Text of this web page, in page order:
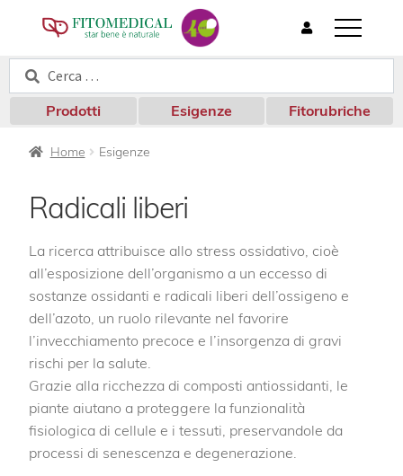
T
o
g
l
e
n
Cerca:
Cerca
Prodotti Esigenze Fitorubriche
Home Esigenze
Radicali liberi
La ricerca attribuisce allo stress ossidativo, cioè
all’esposizione dell’organismo a un eccesso di
sostanze ossidanti e radicali liberi dell’ossigeno e
dell’azoto, un ruolo rilevante nel favorire
l’invecchiamento precoce e l’insorgenza di gravi
rischi per la salute.
Grazie alla ricchezza di composti antiossidanti, le
piante aiutano a proteggere la funzionalità
fisiologica di cellule e i tessuti, preservandole da
processi di senescenza e degenerazione.